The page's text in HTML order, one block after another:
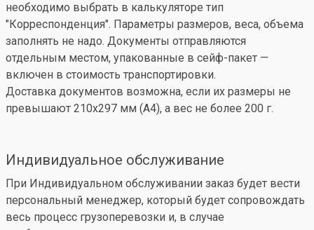
необходимо выбрать в калькуляторе тип
"Корреспонденция". Параметры размеров, веса, объема
заполнять не надо. Документы отправляются
отдельным местом, упакованные в сейф-пакет —
включен в стоимость транспортировки.
Доставка документов возможна, если их размеры не
превышают 210x297 мм (А4), а вес не более 200 г.
Индивидуальное обслуживание
При Индивидуальном обслуживании заказ будет вести
персональный менеджер, который будет сопровождать
весь процесс грузоперевозки и, в случае